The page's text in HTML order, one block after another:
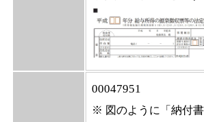
00047951
※ 図のように「納付